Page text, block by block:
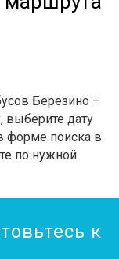
Березино –
выберите дату
форме поиска в
по нужной
к